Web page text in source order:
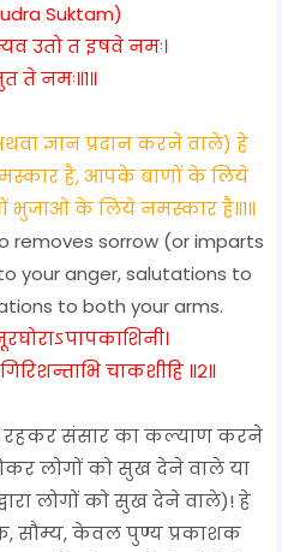
Suktam)
उतो त इषवे नमः।
ते नमः॥१॥
ज्ञान प्रदान करने वाले) हे
है, आपके बाणों के लिये
भुजाओं के लिये नमस्कार है॥१॥
removes sorrow (or imparts
your anger, salutations to
to both your arms.
चाकशीहि ॥२॥
रहकर संसार का कल्याण करने
लोगों को सुख देने वाले या
लोगों को सुख देने वाले)! हे
सौम्य, केवल पुण्य प्रकाशक